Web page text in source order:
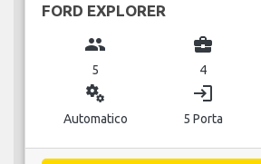
FORD EXPLORER
group
5
business_center
4
miscellaneous_services
Automatico
login
5 Porta